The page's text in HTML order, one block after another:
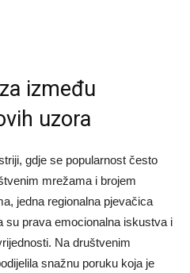
između
uzora
gdje se popularnost često
mrežama i brojem
jedna regionalna pjevačica
su prava emocionalna iskustva i
Na društvenim
snažnu poruku koja je